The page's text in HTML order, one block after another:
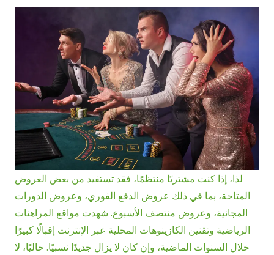
لذا، إذا كنت مشتريًا منتظمًا، فقد تستفيد من بعض العروض
المتاحة، بما في ذلك عروض الدفع الفوري، وعروض الدورات
المجانية، وعروض منتصف الأسبوع. شهدت مواقع المراهنات
الرياضية وتقنين الكازينوهات المحلية عبر الإنترنت إقبالًا كبيرًا
خلال السنوات الماضية، وإن كان لا يزال جديدًا نسبيًا. حاليًا، لا